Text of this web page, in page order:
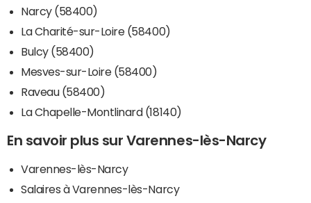
Narcy (58400)
La Charité-sur-Loire (58400)
Bulcy (58400)
Mesves-sur-Loire (58400)
Raveau (58400)
La Chapelle-Montlinard (18140)
En savoir plus sur Varennes-lès-Narcy
Varennes-lès-Narcy
Salaires à Varennes-lès-Narcy